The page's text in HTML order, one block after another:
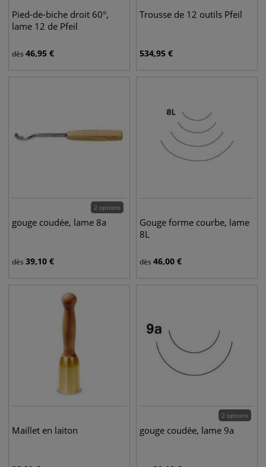
Pied-de-biche droit 60°,
lame 12 de Pfeil
dès 46,95 €
Trousse de 12 outils Pfeil
534,95 €
2 options
gouge coudée, lame 8a
dès 39,10 €
Gouge forme courbe, lame
8L
dès 46,00 €
Maillet en laiton
2 options
gouge coudée, lame 9a